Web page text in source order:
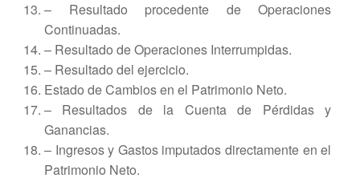
– Resultado procedente de Operaciones
Continuadas.
– Resultado de Operaciones Interrumpidas.
– Resultado del ejercicio.
Estado de Cambios en el Patrimonio Neto.
– Resultados de la Cuenta de Pérdidas y
Ganancias.
– Ingresos y Gastos imputados directamente en el
Patrimonio Neto.